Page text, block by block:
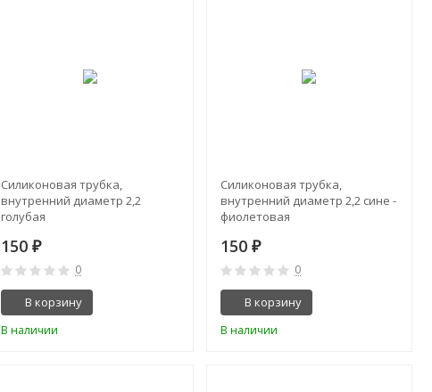
Силиконовая трубка,
внутренний диаметр 2,2
голубая
150₽
0
В корзину
В наличии
Силиконовая трубка,
внутренний диаметр 2,2 сине -
фиолетовая
150 ₽
0
В корзину
В наличии